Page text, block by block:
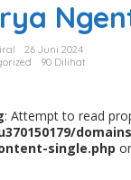
b
A
m
a
n
26 Juni 2024
90 Dilihat
: Attempt to read
single.php